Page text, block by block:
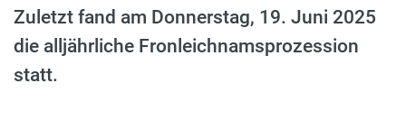
Zuletzt fand am Donnerstag, 19. Juni 2025
die alljährliche Fronleichnamsprozession
statt.